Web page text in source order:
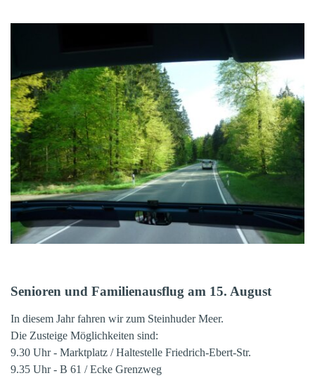
Senioren und Familienausflug am 15. August
In diesem Jahr fahren wir zum Steinhuder Meer.
Die Zusteige Möglichkeiten sind:
9.30 Uhr - Marktplatz / Haltestelle Friedrich-Ebert-Str.
9.35 Uhr - B 61 / Ecke Grenzweg